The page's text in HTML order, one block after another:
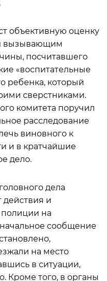
объективную оценку
вызывающим
посчитавшего
«воспитательные
ребенка, который
сверстниками.
комитета поручил
расследование
виновного к
и в кратчайшие
дело.
дела
действия и
полиции на
сообщение
на место
в ситуации,
Кроме того, в органы